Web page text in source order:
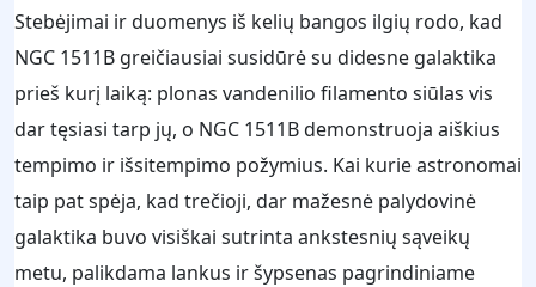
Stebėjimai ir duomenys iš kelių bangos ilgių rodo, kad
NGC 1511B greičiausiai susidūrė su didesne galaktika
prieš kurį laiką: plonas vandenilio filamento siūlas vis
dar tęsiasi tarp jų, o NGC 1511B demonstruoja aiškius
tempimo ir išsitempimo požymius. Kai kurie astronomai
taip pat spėja, kad trečioji, dar mažesnė palydovinė
galaktika buvo visiškai sutrinta ankstesnių sąveikų
metu, palikdama lankus ir šypsenas pagrindiniame